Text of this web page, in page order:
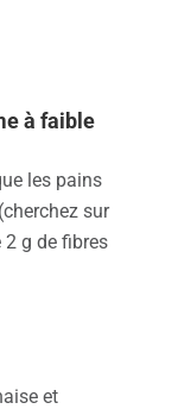
à faible
les pains
sur
2 g de fibres
et